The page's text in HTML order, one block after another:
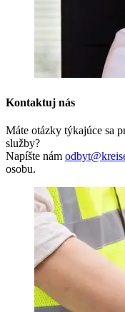
Kontaktuj nás
Máte otázky týkajúce sa
služby?
Napíšte nám
osobu.